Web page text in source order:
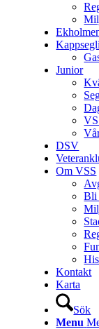
Junior
DSV
Om VSS
Bli
Kontakt
Karta
Sök
Menu